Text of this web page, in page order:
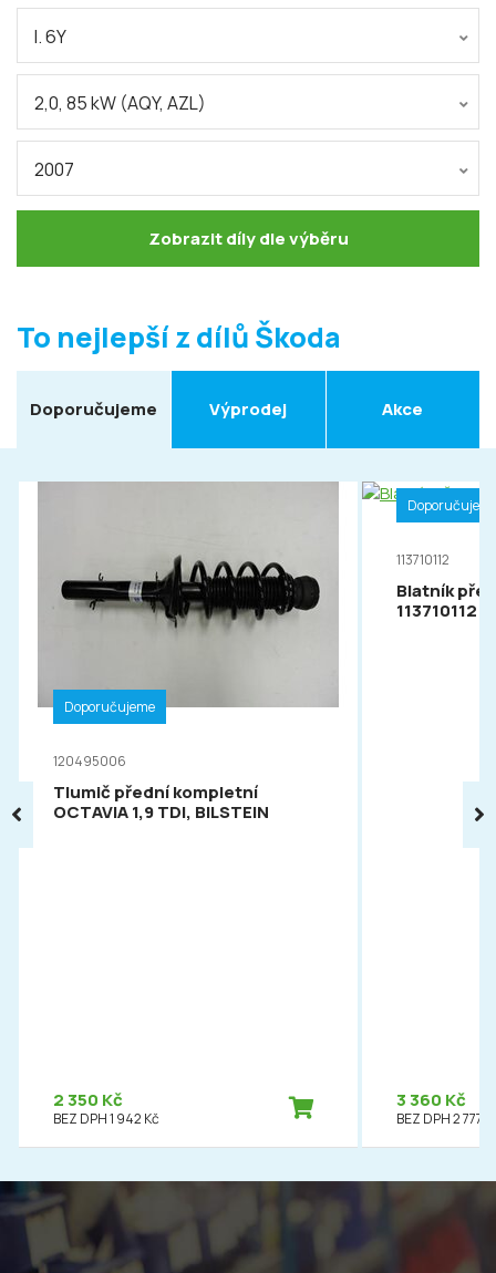
I. 6Y
2,0, 85 kW (AQY, AZL)
2007
Zobrazit díly dle výběru
To nejlepší z dílů Škoda
Doporučujeme Výprodej Akce
Doporučujeme
120495006
Tlumič přední kompletní
OCTAVIA 1,9 TDI, BILSTEIN
2 350 Kč
BEZ DPH 1 942 Kč
113710112
Blatník
113710112
3 360 Kč
BEZ DPH 2 777